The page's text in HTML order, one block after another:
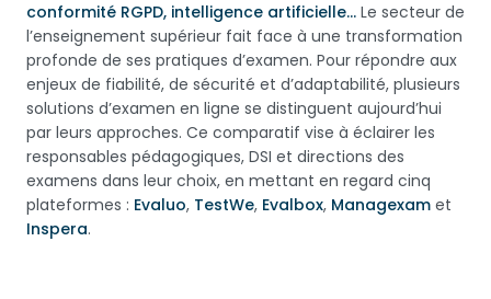
conformité RGPD, intelligence artificielle… Le secteur de
l’enseignement supérieur fait face à une transformation
profonde de ses pratiques d’examen. Pour répondre aux
enjeux de fiabilité, de sécurité et d’adaptabilité, plusieurs
solutions d’examen en ligne se distinguent aujourd’hui
par leurs approches. Ce comparatif vise à éclairer les
responsables pédagogiques, DSI et directions des
examens dans leur choix, en mettant en regard cinq
plateformes : Evaluo, TestWe, Evalbox, Managexam et
Inspera.